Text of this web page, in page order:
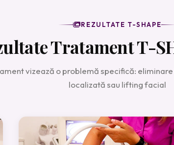
REZULTATE T-SHAPE
Tratament T-
vizează o problemă specifică:
localizată sau lifting facial